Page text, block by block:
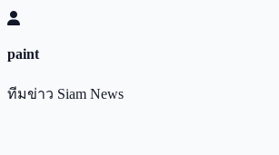
paint
ทีมข่าว Siam News